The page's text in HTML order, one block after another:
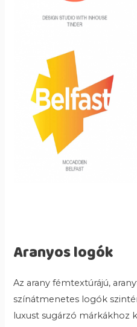
Aranyos logók
Az arany fémtextúrájú,
színátmenetes logók
luxust sugárzó márkákhoz